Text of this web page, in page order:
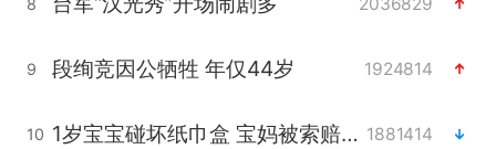
8
9 段绚竞因公牺牲 年仅44岁 1924814
10 1岁宝宝碰坏纸巾盒 宝妈被索赔924元 1881414